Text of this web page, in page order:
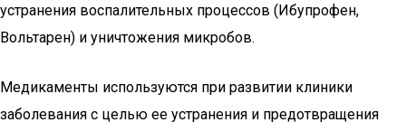
устранения воспалительных процессов (Ибупрофен,
Вольтарен) и уничтожения микробов.
Медикаменты используются при развитии клиники
заболевания с целью ее устранения и предотвращения